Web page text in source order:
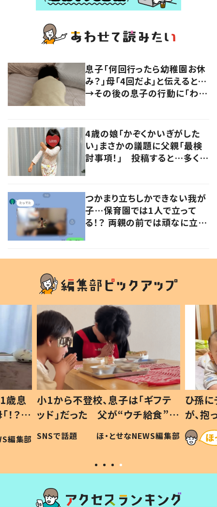
息子「何回行ったら幼稚園お休
み？」母「4回だよ」と伝えると…
→その後の息子の行動に「わか
4歳の娘「かぞくかいぎがした
い」まさかの議題に父親「最検
討事項！」 投稿すると…多くの
つかまり立ちしかできない我が
子…保育園では1人で立って
る！？ 両親の前では頑なに立た
歳息
？」
編集部
小1から不登校、息子は「ギフテ
ッド」だった 父が“ウチ給食”を
作り続ける理由とは #令和の親
#令和の子
SNSで話題 ほ・とせなNEWS編集部
ひ孫
が、
「涙が
い」